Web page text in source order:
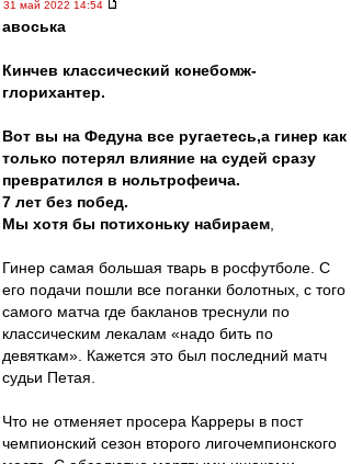
31 май 2022 14:54
авоська
Кинчев классический конебомж-
глорихантер.
Вот вы на Федуна все ругаетесь,а гинер как
только потерял влияние на судей сразу
превратился в нольтрофеича.
7 лет без побед.
Мы хотя бы потихоньку набираем
Гинер самая большая тварь в росфутболе. С
его подачи пошли все поганки болотных, с того
самого матча где бакланов треснули по
классическим лекалам «надо бить по
девяткам». Кажется это был последний матч
судьи Петая.
Что не отменяет просера Карреры в пост
чемпионский сезон второго лигочемпионского